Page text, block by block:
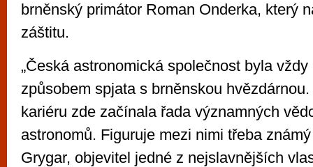
brněnský primátor Roman Onderka, který
záštitu.
„Česká astronomická společnost byla vždy
způsobem spjata s brněnskou
kariéru zde začínala řada významných
astronomů. Figuruje mezi nimi třeba
Grygar, objevitel jedné z nejslavnějších